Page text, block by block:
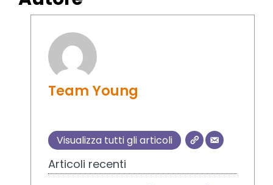
Team Young
Visualizza tutti gli articoli
Articoli recenti